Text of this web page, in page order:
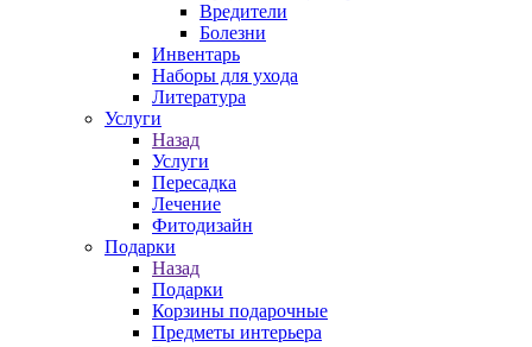
Вредители
Болезни
Инвентарь
Наборы для ухода
Литература
Услуги
Назад
Услуги
Пересадка
Лечение
Фитодизайн
Подарки
Назад
Подарки
Корзины подарочные
Предметы интерьера